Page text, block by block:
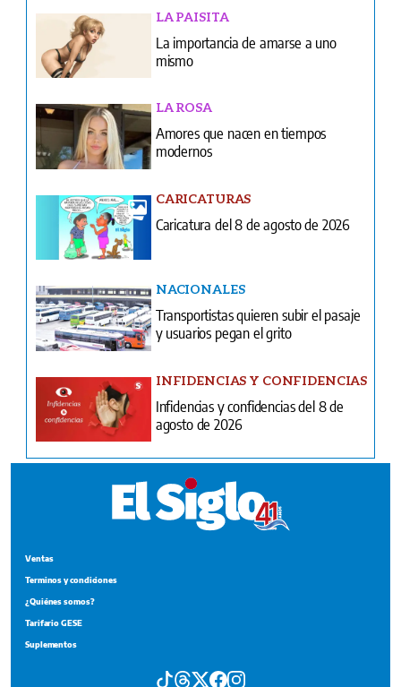
LA PAISITA
La importancia de amarse a uno
mismo
LA ROSA
Amores que nacen en tiempos
modernos
CARICATURAS
Caricatura del 8 de agosto de 2026
NACIONALES
Transportistas quieren subir el pasaje
y usuarios pegan el grito
INFIDENCIAS Y CONFIDENCIAS
Infidencias y confidencias del 8 de
agosto de 2026
Ventas
Terminos y condiciones
¿Quiénes somos?
Tarifario GESE
Suplementos